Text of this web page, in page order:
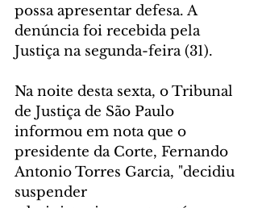
possa apresentar defesa. A
denúncia foi recebida pela
Justiça na segunda-feira (31).
Na noite desta sexta, o Tribunal
de Justiça de São Paulo
informou em nota que o
presidente da Corte, Fernando
Antonio Torres Garcia, "decidiu
suspender